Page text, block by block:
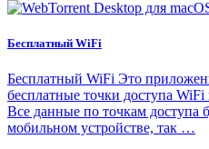
Бесплатный WiFi
Бесплатный WiFi Это
бесплатные точки доступа
Все данные по точкам доступа
мобильном устройстве, так …